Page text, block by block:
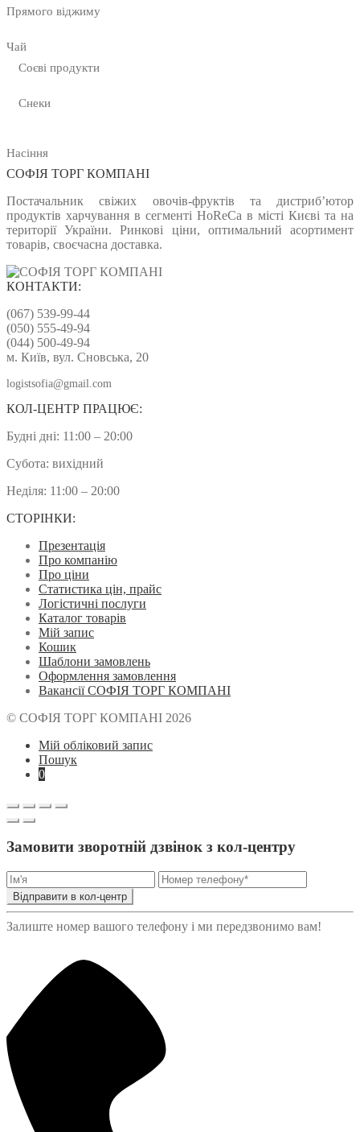
Прямого віджиму
Чай
Соєві продукти
Снеки
Насіння
СОФІЯ ТОРГ КОМПАНІ
Постачальник свіжих овочів-фруктів та дистриб’ютор
продуктів харчування в сегменті HoReCa в місті Києві та на
території України. Ринкові ціни, оптимальний асортимент
товарів, своєчасна доставка.
КОНТАКТИ:
(067) 539-99-44
(050) 555-49-94
(044) 500-49-94
м. Київ, вул. Сновська, 20
logistsofia@gmail.com
КОЛ-ЦЕНТР ПРАЦЮЄ:
Будні дні: 11:00 – 20:00
Субота: вихідний
Неділя: 11:00 – 20:00
СТОРІНКИ:
Презентація
Про компанію
Про ціни
Статистика цін, прайс
Логістичні послуги
Каталог товарів
Мій запис
Кошик
Шаблони замовлень
Оформлення замовлення
Вакансії СОФІЯ ТОРГ КОМПАНІ
© СОФІЯ ТОРГ КОМПАНІ 2026
Мій обліковий запис
Пошук
0
Замовити зворотній дзвінок з кол-центру
Відправити в кол-центр
Залиште номер вашого телефону і ми передзвонимо вам!